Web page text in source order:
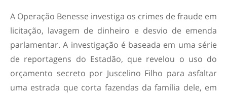
A Operação Benesse investiga os crimes de fraude em
licitação, lavagem de dinheiro e desvio de emenda
parlamentar. A investigação é baseada em uma série
de reportagens do Estadão, que revelou o uso do
orçamento secreto por Juscelino Filho para asfaltar
uma estrada que corta fazendas da família dele, em